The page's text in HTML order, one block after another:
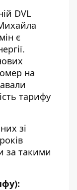
DVL
є
на
тарифу
зі
за такими